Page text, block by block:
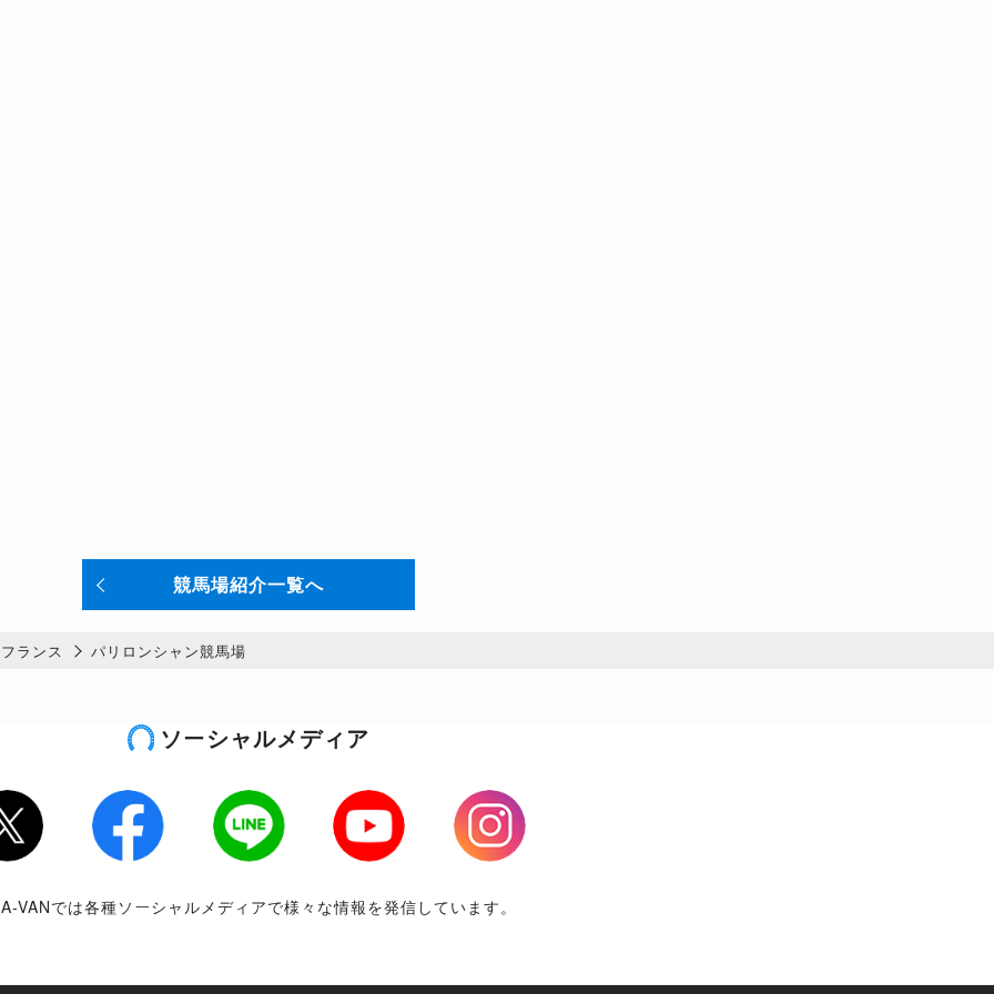
競馬場紹介一覧へ
フランス パリロンシャン競馬場
ソーシャルメディア
LINE Youtube
Instagram
VANでは各種ソーシャルメディアで様々な情報を発信しています。